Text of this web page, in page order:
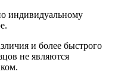
индивидуальному
и более быстрого
не являются